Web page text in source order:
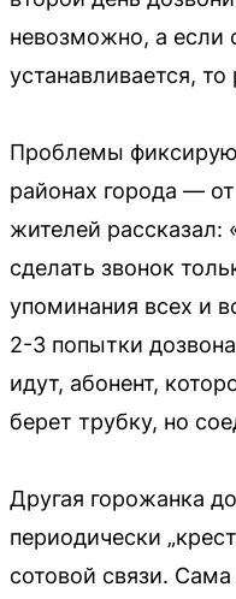
невозможно, а если
устанавливается,
Проблемы
районах города —
жителей рассказал:
сделать звонок
упоминания всех и
2-3 попытки
идут, абонент,
берет трубку, но
Другая горожанка
периодически
сотовой связи.